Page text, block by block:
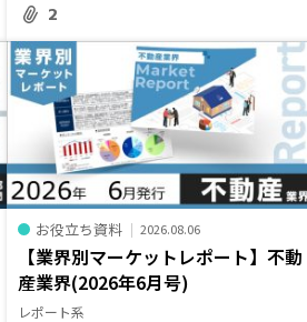
2
お役立ち資料 2026.08.06
【業界別マーケットレポート】不動
産業界(2026年6月号)
レポート系